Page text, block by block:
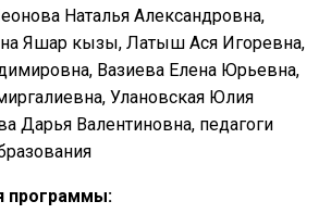
Наталья Александровна,
Яшар кызы, Латыш Ася Игоревна,
Вазиева Елена Юрьевна,
Улановская Юлия
Дарья Валентиновна, педагоги
программы: